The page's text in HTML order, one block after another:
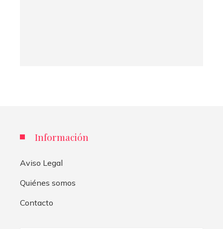
Información
Aviso Legal
Quiénes somos
Contacto